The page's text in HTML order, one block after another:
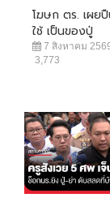
โฆษก ตร. เผย
ใช้ เป็นของปู่
7 สิงหาคม
3,773